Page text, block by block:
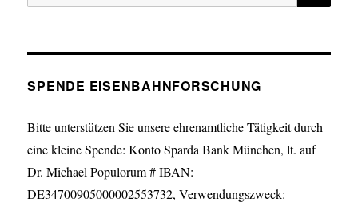
nach:
SPENDE EISENBAHNFORSCHUNG
Bitte unterstützen Sie unsere ehrenamtliche Tätigkeit durch
eine kleine Spende: Konto Sparda Bank München, lt. auf
Dr. Michael Populorum # IBAN:
DE34700905000002553732, Verwendungszweck: